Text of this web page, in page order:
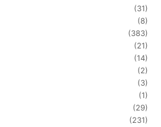
(31)
(8)
(383)
(21)
(14)
(2)
(3)
(1)
(29)
(231)